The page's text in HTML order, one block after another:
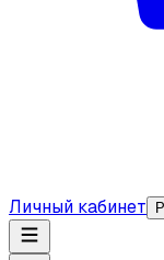
Личный кабинет